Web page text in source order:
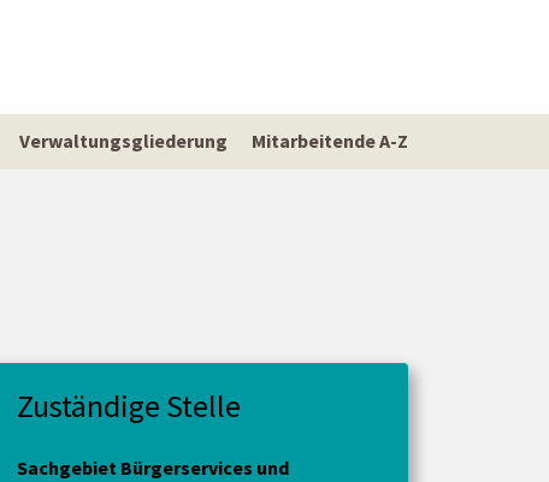
Verwaltungsgliederung Mitarbeitende A-Z
Zuständige Stelle
Sachgebiet Bürgerservices und